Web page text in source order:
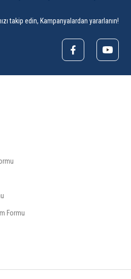
takip edin, Kampanyalardan yararlanın!
Formu